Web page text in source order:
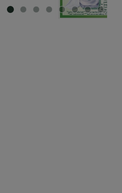
SLIDE 1SLIDE 2
SLIDE 3
SLIDE 4
SLIDE 5
SLIDE 6
SLIDE 7
SLIDE